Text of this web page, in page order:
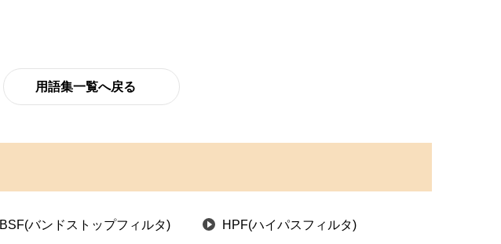
用語集一覧へ戻る
BSF(バンドストップフィルタ) HPF(ハイパスフィルタ)